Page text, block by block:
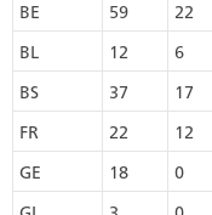
BE
59 22
BL
12 6
BS
37 17
FR
22 12
GE
18 0